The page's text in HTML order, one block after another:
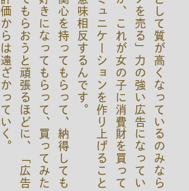
で
ず
る
も
と
女
性
に
関
心
を
持
っ
て
も
ら
っ
て
、
納
得
し
て
も
ら
っ
て
、
好
き
に
な
っ
て
も
ら
っ
て
、
買
っ
て
み
た
い
と
思
っ
て
も
ら
お
う
と
頑
張
る
ほ
ど
に
、
「
広
告
賞
」
的
な
評
価
か
ら
は
遠
ざ
か
っ
て
い
く
。